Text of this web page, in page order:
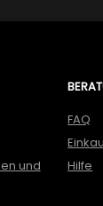
und
FAQ
Hilfe